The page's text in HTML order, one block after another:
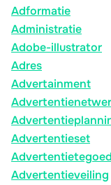
Adformatie
Administratie
Adobe-illustrator
Adres
Advertainment
Advertentieset
Advertentietegoed
Advertentieveiling